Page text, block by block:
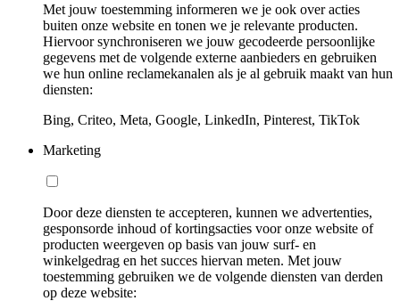
Met jouw toestemming informeren we je ook over acties
buiten onze website en tonen we je relevante producten.
Hiervoor synchroniseren we jouw gecodeerde persoonlijke
gegevens met de volgende externe aanbieders en gebruiken
we hun online reclamekanalen als je al gebruik maakt van hun
diensten:
Bing, Criteo, Meta, Google, LinkedIn, Pinterest, TikTok
Marketing
Door deze diensten te accepteren, kunnen we advertenties,
gesponsorde inhoud of kortingsacties voor onze website of
producten weergeven op basis van jouw surf- en
winkelgedrag en het succes hiervan meten. Met jouw
toestemming gebruiken we de volgende diensten van derden
op deze website: